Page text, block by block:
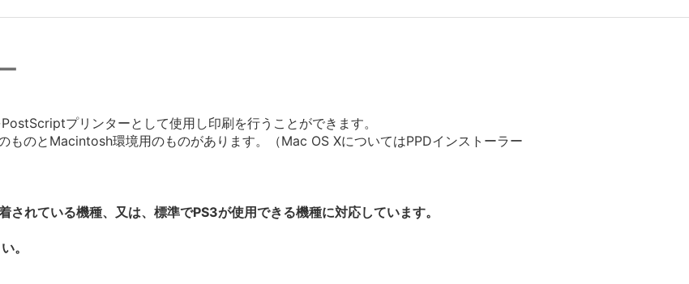
プリンターとして使用し印刷を行うことができます。
ものとMacintosh環境用のものがあります。（Mac OS XについてはPPDインストーラー
れている機種、又は、標準でPS3が使用できる機種に対応しています。
。